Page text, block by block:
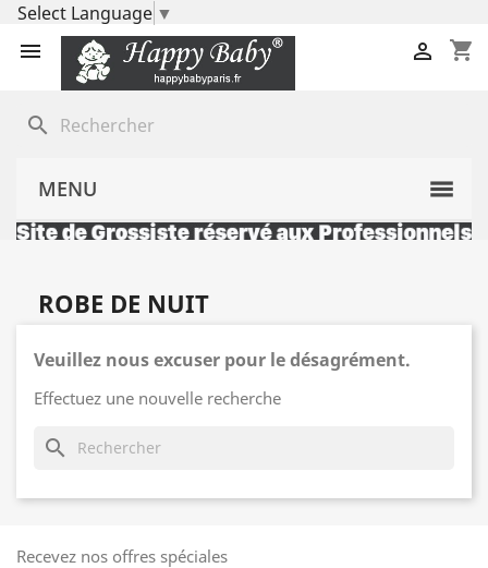
Select Language ▼
 shopping_cart

search
MENU
ROBE DE NUIT
Veuillez nous excuser pour le désagrément.
Effectuez une nouvelle recherche
search
Recevez nos offres spéciales